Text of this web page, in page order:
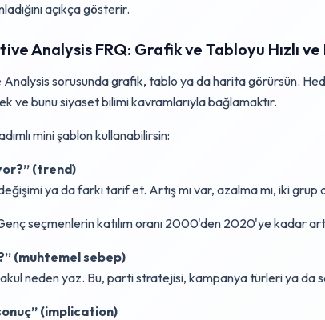
açıkça gösterir.
Analysis FRQ: Grafik ve Tabloyu Hızlı
sorusunda grafik, tablo ya da harita görürsün.
ve bunu siyaset bilimi kavramlarıyla bağlamaktır.
mini şablon kullanabilirsin:
(trend)
ya da farkı tarif et. Artış mı var, azalma mı, iki grup
seçmenlerin katılım oranı 2000'den 2020'ye kadar
(muhtemel sebep)
neden yaz. Bu, parti stratejisi, kampanya türleri ya da
(implication)